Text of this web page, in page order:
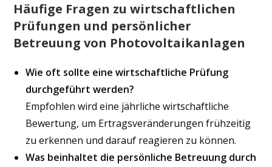
Häufige Fragen zu wirtschaftlichen
Prüfungen und persönlicher
Betreuung von Photovoltaikanlagen
Wie oft sollte eine wirtschaftliche Prüfung
durchgeführt werden?
Empfohlen wird eine jährliche wirtschaftliche
Bewertung, um Ertragsveränderungen frühzeitig
zu erkennen und darauf reagieren zu können.
Was beinhaltet die persönliche Betreuung durch